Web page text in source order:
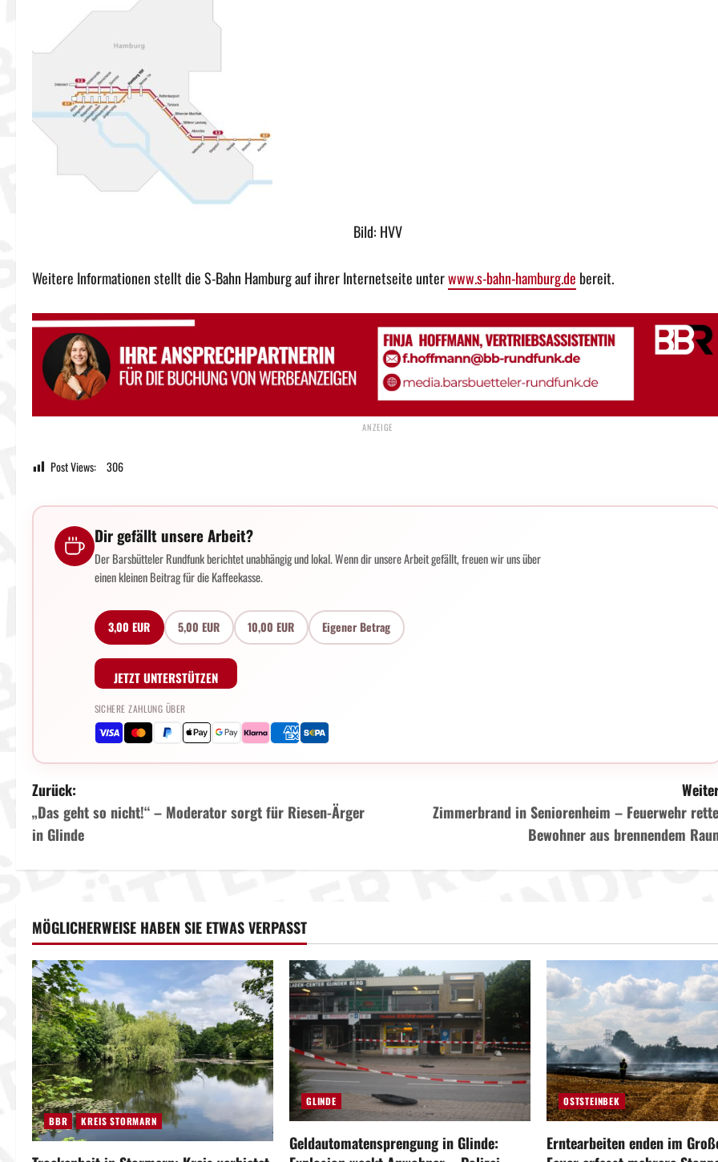
Bild: HVV
Weitere Informationen stellt die S-Bahn Hamburg auf ihrer Internetseite unterwww.s-bahn-hamburg.de bereit.
Post Views: 306
Dir gefällt unsere Arbeit?
Der Barsbütteler Rundfunk berichtet unabhängig und lokal. Wenn dir unsere Arbeit gefällt, freuen wir uns über
einen kleinen Beitrag für die Kaffeekasse.
3,00 EUR 5,00 EUR 10,00 EUR Eigener Betrag
JETZT UNTERSTÜTZEN
SICHERE ZAHLUNG ÜBER
B
e
i
r
a
g
s
n
a
v
Zurück:
„Das geht so nicht!“ – Moderator sorgt für Riesen-Ärger
in Glinde
Zimmerbrand in Seniorenheim – Feuerwehr
Bewohner aus brennendem
MÖGLICHERWEISE HABEN SIE ETWAS VERPASST
BBR KREIS STORMARN
GLINDE
Geldautomatensprengung in Glinde:
OSTSTEINBEK
Erntearbeiten enden im